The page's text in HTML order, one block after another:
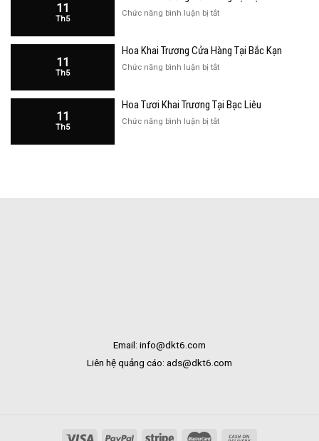
Đẹp
Kạn
11
Th5
Chức năng bình luận bị tắtở
Trương
Hàng
Liêu
11
Th5
Hoa Khai Trương Cửa Hàng Tại Bắc Kạn
Chức năng bình luận bị tắtở
Trương
Hàng
11
Th5
Hoa Tươi Khai Trương Tại Bạc Liêu
Chức năng bình luận bị tắtở
Email: info@dkt6.com
Liên hệ quảng cáo: ads@dkt6.com